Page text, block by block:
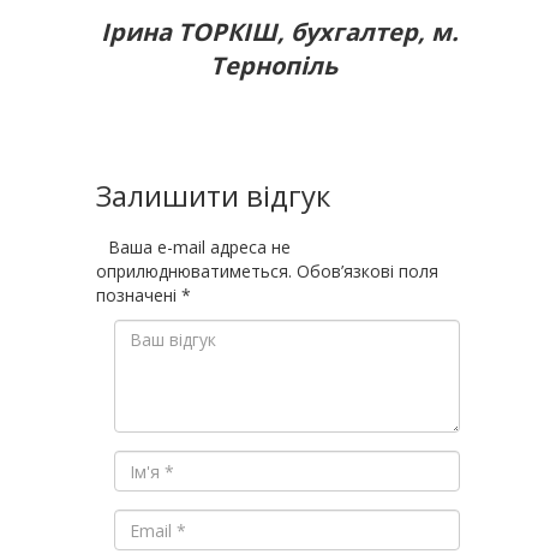
Ірина ТОРКІШ, бухгалтер, м.
Тернопіль
Залишити відгук
Ваша e-mail адреса не
оприлюднюватиметься. Обов’язкові поля
позначені *